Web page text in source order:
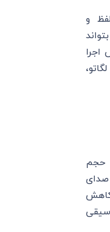
و
حجم
صدای
کاهش